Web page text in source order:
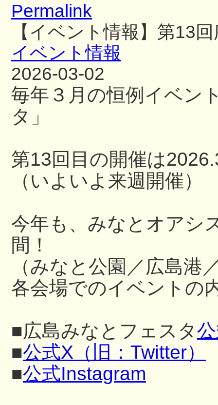
Permalink
【イベント情報】第13
イベント情報
2026-03-02
毎年３月の恒例イベン
タ」
第13回目の開催は
（いよいよ来週開催）
今年も、みなとオアシ
間！
（みなと公園／広島港
各会場でのイベントの
■広島みなとフェスタ
■公式X（旧：Twitter）
■公式Instagram